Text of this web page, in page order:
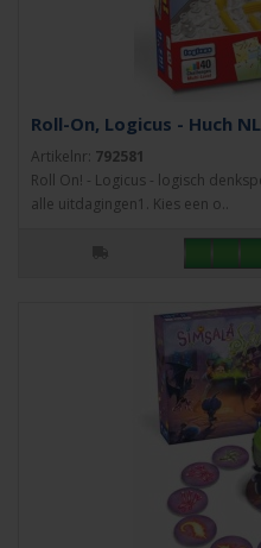
Roll-On, Logicus - Huch
Artikelnr: 792581
Roll On! - Logicus - logisch
alle uitdagingen1. Kies een o..